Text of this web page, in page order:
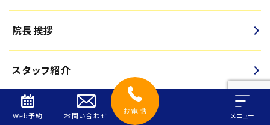
Web予約 お問い合わせ
お電話
メニュー
院長挨拶
スタッフ紹介
料金のご案内